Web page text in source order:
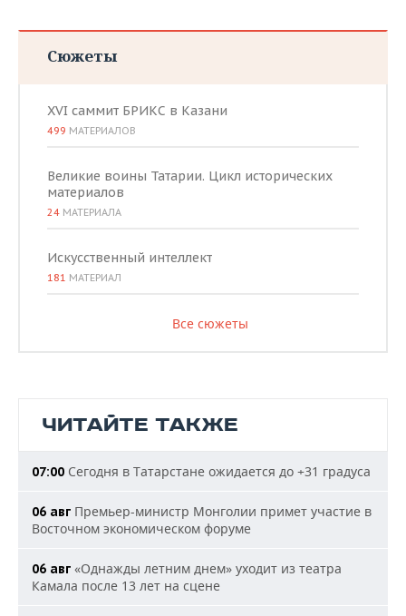
Сюжеты
XVI саммит БРИКС в Казани
499 МАТЕРИАЛОВ
Великие воины Татарии. Цикл исторических
материалов
24 МАТЕРИАЛА
Искусственный интеллект
181 МАТЕРИАЛ
Все сюжеты
ЧИТАЙТЕ ТАКЖЕ
07:00 Сегодня в Татарстане ожидается до +31 градуса
06 авг Премьер-министр Монголии примет участие в
Восточном экономическом форуме
06 авг «Однажды летним днем» уходит из театра
Камала после 13 лет на сцене